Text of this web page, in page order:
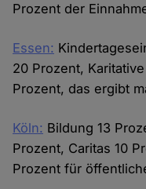
Prozent der
Essen:
20 Prozent,
Prozent, das ergibt
Köln: Bildung 13
Prozent, Caritas 10
Prozent für